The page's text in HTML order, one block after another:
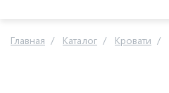
Главная Каталог Кровати